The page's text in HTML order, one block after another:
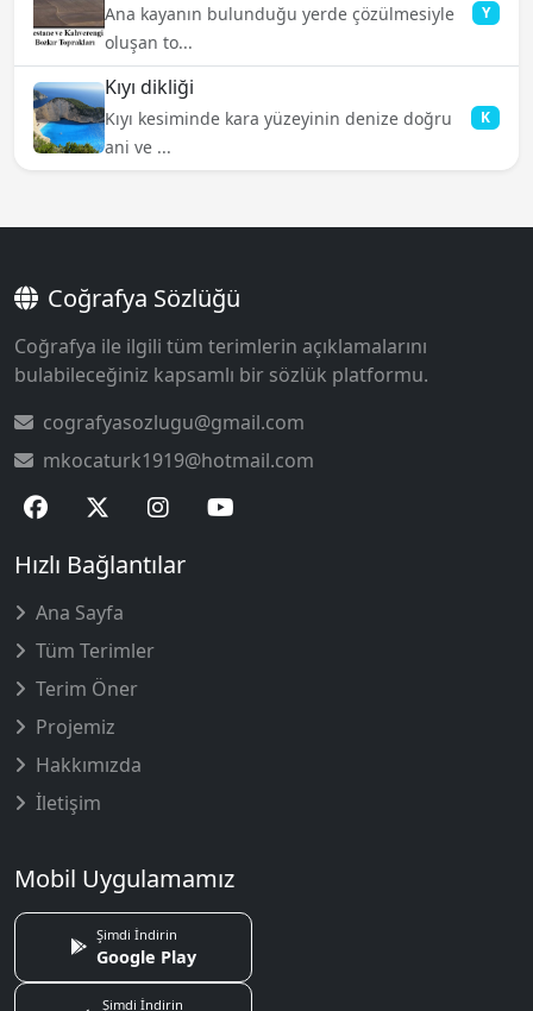
Ana kayanın bulunduğu yerde çözülmesiyle
oluşan to...
Y
Kıyı dikliği
Kıyı kesiminde kara yüzeyinin denize doğru
ani ve ...
K
Coğrafya Sözlüğü
Coğrafya ile ilgili tüm terimlerin açıklamalarını
bulabileceğiniz kapsamlı bir sözlük platformu.
cografyasozlugu@gmail.com
mkocaturk1919@hotmail.com
Hızlı Bağlantılar
Ana Sayfa
Tüm Terimler
Terim Öner
Projemiz
Hakkımızda
İletişim
Mobil Uygulamamız
Şimdi İndirin
Google Play
Şimdi İndirin